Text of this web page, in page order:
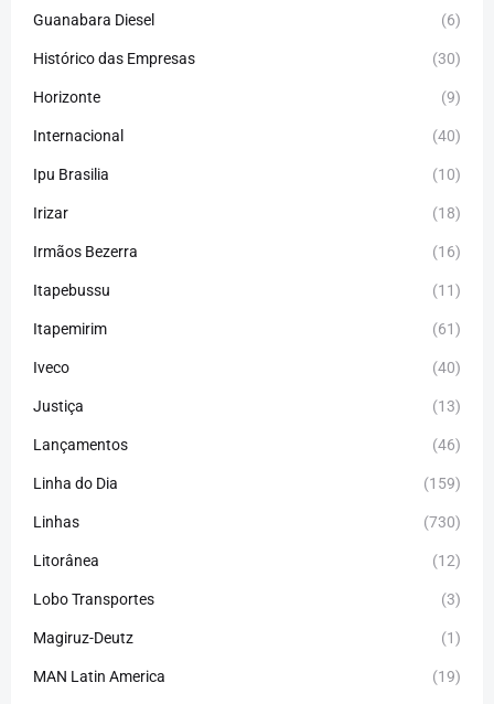
Guanabara Diesel (6)
Histórico das Empresas (30)
Horizonte (9)
Internacional (40)
Ipu Brasilia (10)
Irizar (18)
Irmãos Bezerra (16)
Itapebussu (11)
Itapemirim (61)
Iveco (40)
Justiça (13)
Lançamentos (46)
Linha do Dia (159)
Linhas (730)
Litorânea (12)
Lobo Transportes (3)
Magiruz-Deutz (1)
MAN Latin America (19)